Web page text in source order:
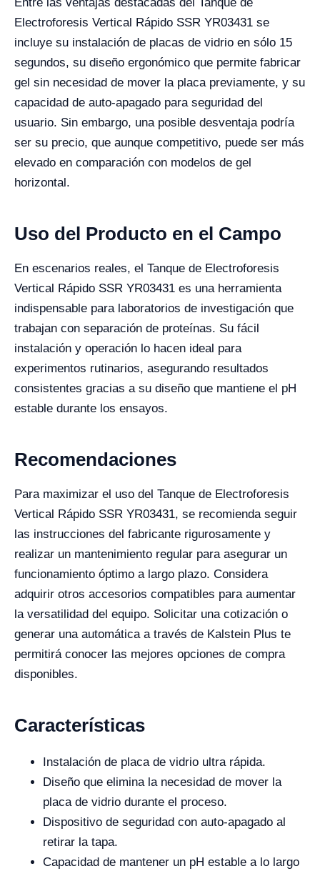
Electroforesis Vertical Rápido SSR YR03431 se
incluye su instalación de placas de vidrio en sólo 15
segundos, su diseño ergonómico que permite fabricar
gel sin necesidad de mover la placa previamente, y su
capacidad de auto-apagado para seguridad del
usuario. Sin embargo, una posible desventaja podría
ser su precio, que aunque competitivo, puede ser más
elevado en comparación con modelos de gel
horizontal.
Uso del Producto en el Campo
En escenarios reales, el Tanque de Electroforesis
Vertical Rápido SSR YR03431 es una herramienta
indispensable para laboratorios de investigación que
trabajan con separación de proteínas. Su fácil
instalación y operación lo hacen ideal para
experimentos rutinarios, asegurando resultados
consistentes gracias a su diseño que mantiene el pH
estable durante los ensayos.
Recomendaciones
Para maximizar el uso del Tanque de Electroforesis
Vertical Rápido SSR YR03431, se recomienda seguir
las instrucciones del fabricante rigurosamente y
realizar un mantenimiento regular para asegurar un
funcionamiento óptimo a largo plazo. Considera
adquirir otros accesorios compatibles para aumentar
la versatilidad del equipo. Solicitar una cotización o
generar una automática a través de Kalstein Plus te
permitirá conocer las mejores opciones de compra
disponibles.
Características
Instalación de placa de vidrio ultra rápida.
Diseño que elimina la necesidad de mover la
placa de vidrio durante el proceso.
Dispositivo de seguridad con auto-apagado al
retirar la tapa.
Capacidad de mantener un pH estable a lo largo